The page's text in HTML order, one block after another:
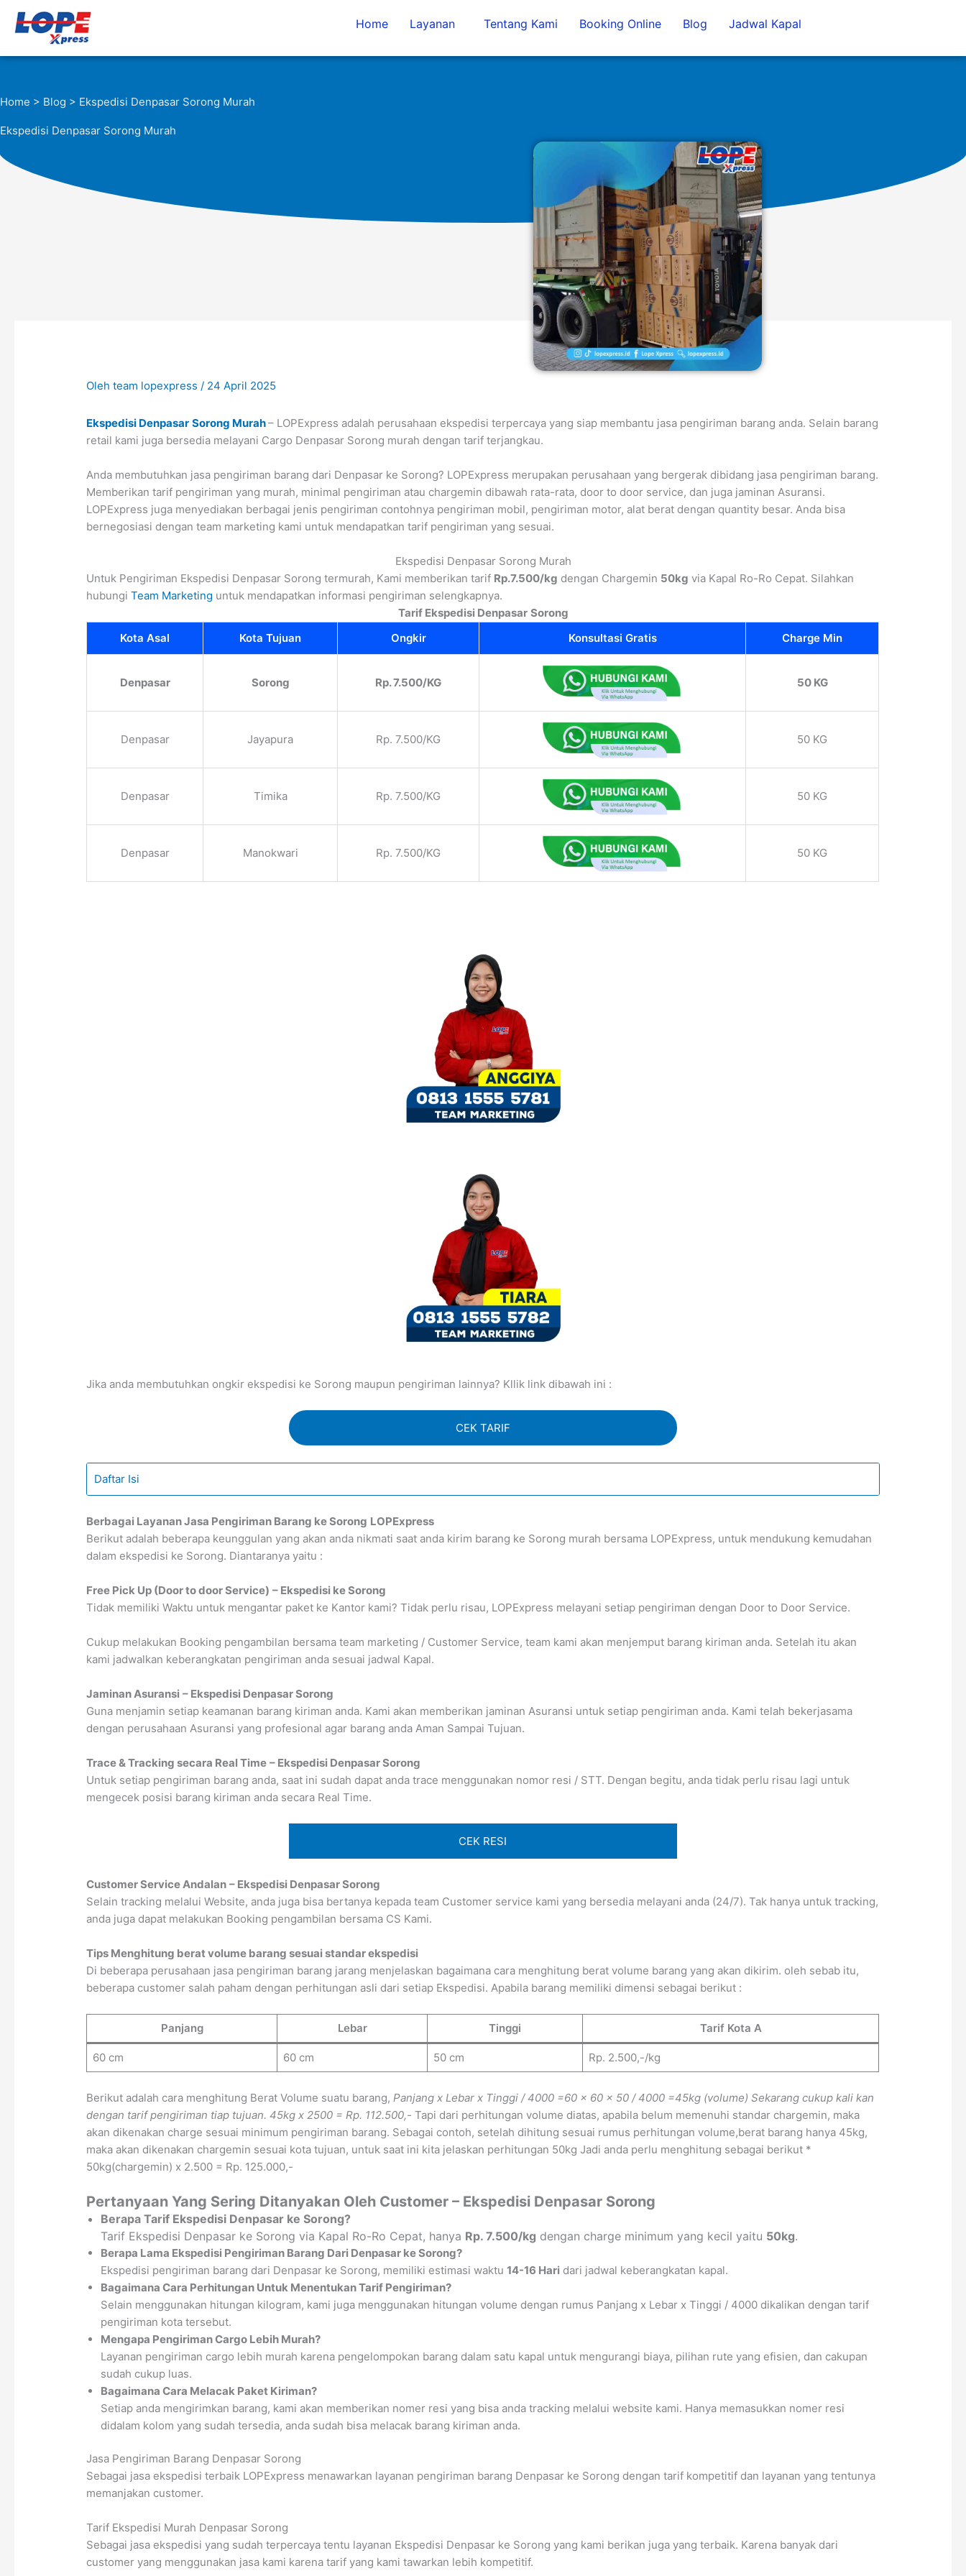
Home Layanan Tentang Kami Booking Online Blog Jadwal Kapal
Home > Blog > Ekspedisi Denpasar Sorong Murah
Ekspedisi Denpasar Sorong Murah
Olehteam lopexpress/ 24 April 2025
Ekspedisi Denpasar Sorong Murah– LOPExpress adalah perusahaan ekspedisi terpercaya yang siap membantu jasa pengiriman barang anda. Selain barang
retail kami juga bersedia melayani Cargo Denpasar Sorong murah dengan tarif terjangkau.
Anda membutuhkan jasa pengiriman barang dari Denpasar ke Sorong? LOPExpress merupakan perusahaan yang bergerak dibidang jasa pengiriman barang.
Memberikan tarif pengiriman yang murah, minimal pengiriman atau chargemin dibawah rata-rata, door to door service, dan juga jaminan Asuransi.
LOPExpress juga menyediakan berbagai jenis pengiriman contohnya pengiriman mobil, pengiriman motor, alat berat dengan quantity besar. Anda bisa
bernegosiasi dengan team marketing kami untuk mendapatkan tarif pengiriman yang sesuai.
Ekspedisi Denpasar Sorong Murah
Untuk Pengiriman Ekspedisi Denpasar Sorong termurah, Kami memberikan tarif Rp.7.500/kg dengan Chargemin 50kg via Kapal Ro-Ro Cepat. Silahkan
hubungiTeam Marketing untuk mendapatkan informasi pengiriman selengkapnya.
Tarif Ekspedisi Denpasar Sorong
Kota Asal
Kota Tujuan Ongkir Konsultasi Gratis Charge Min
Denpasar Sorong Rp. 7.500/KG 50 KG
Denpasar Jayapura Rp. 7.500/KG 50 KG
Denpasar Timika Rp. 7.500/KG 50 KG
Denpasar Manokwari Rp. 7.500/KG 50 KG
Jika anda membutuhkan ongkir ekspedisi ke Sorong maupun pengiriman lainnya? Kllik link dibawah ini :
CEK TARIF
Daftar Isi
Berbagai Layanan Jasa Pengiriman Barang ke Sorong LOPExpress
Berikut adalah beberapa keunggulan yang akan anda nikmati saat anda kirim barang ke Sorong murah bersama LOPExpress, untuk mendukung kemudahan
dalam ekspedisi ke Sorong. Diantaranya yaitu :
Free Pick Up (Door to door Service) – Ekspedisi ke Sorong
Tidak memiliki Waktu untuk mengantar paket ke Kantor kami? Tidak perlu risau, LOPExpress melayani setiap pengiriman dengan Door to Door Service.
Cukup melakukan Booking pengambilan bersama team marketing / Customer Service, team kami akan menjemput barang kiriman anda. Setelah itu akan
kami jadwalkan keberangkatan pengiriman anda sesuai jadwal Kapal.
Jaminan Asuransi – Ekspedisi Denpasar Sorong
Guna menjamin setiap keamanan barang kiriman anda. Kami akan memberikan jaminan Asuransi untuk setiap pengiriman anda. Kami telah bekerjasama
dengan perusahaan Asuransi yang profesional agar barang anda Aman Sampai Tujuan.
Trace & Tracking secara Real Time – Ekspedisi Denpasar Sorong
Untuk setiap pengiriman barang anda, saat ini sudah dapat anda trace menggunakan nomor resi / STT. Dengan begitu, anda tidak perlu risau lagi untuk
mengecek posisi barang kiriman anda secara Real Time.
CEK RESI
Customer Service Andalan – Ekspedisi Denpasar Sorong
Selain tracking melalui Website, anda juga bisa bertanya kepada team Customer service kami yang bersedia melayani anda (24/7). Tak hanya untuk tracking,
anda juga dapat melakukan Booking pengambilan bersama CS Kami.
Tips Menghitung berat volume barang sesuai standar ekspedisi
Di beberapa perusahaan jasa pengiriman barang jarang menjelaskan bagaimana cara menghitung berat volume barang yang akan dikirim. oleh sebab itu,
beberapa customer salah paham dengan perhitungan asli dari setiap Ekspedisi. Apabila barang memiliki dimensi sebagai berikut :
Panjang Lebar Tinggi Tarif Kota A
60 cm 60 cm 50 cm Rp. 2.500,-/kg
Berikut adalah cara menghitung Berat Volume suatu barang, Panjang x Lebar x Tinggi / 4000 =60 x 60 x 50 / 4000 =45kg (volume) Sekarang cukup kali kan
dengan tarif pengiriman tiap tujuan. 45kg x 2500 = Rp. 112.500,- Tapi dari perhitungan volume diatas, apabila belum memenuhi standar chargemin, maka
akan dikenakan charge sesuai minimum pengiriman barang. Sebagai contoh, setelah dihitung sesuai rumus perhitungan volume,berat barang hanya 45kg,
maka akan dikenakan chargemin sesuai kota tujuan, untuk saat ini kita jelaskan perhitungan 50kg Jadi anda perlu menghitung sebagai berikut *
50kg(chargemin) x 2.500 = Rp. 125.000,-
Pertanyaan Yang Sering Ditanyakan Oleh Customer – Ekspedisi Denpasar Sorong
Berapa Tarif Ekspedisi Denpasar ke Sorong?
Tarif Ekspedisi Denpasar ke Sorong via Kapal Ro-Ro Cepat, hanya Rp.7.500/kg dengan charge minimum yang kecil yaitu 50kg.
Berapa Lama Ekspedisi Pengiriman Barang Dari Denpasar ke Sorong?
Ekspedisi pengiriman barang dari Denpasar ke Sorong, memiliki estimasi waktu14-16 Hari dari jadwal keberangkatan kapal.
Bagaimana Cara Perhitungan Untuk Menentukan Tarif Pengiriman?
Selain menggunakan hitungan kilogram, kami juga menggunakan hitungan volume dengan rumus Panjang x Lebar x Tinggi / 4000 dikalikan dengan tarif
pengiriman kota tersebut.
Mengapa Pengiriman Cargo Lebih Murah?
Layanan pengiriman cargo lebih murah karena pengelompokan barang dalam satu kapal untuk mengurangi biaya, pilihan rute yang efisien, dan cakupan
sudah cukup luas.
Bagaimana Cara Melacak Paket Kiriman?
Setiap anda mengirimkan barang, kami akan memberikan nomer resi yang bisa anda tracking melalui website kami. Hanya memasukkan nomer resi
didalam kolom yang sudah tersedia, anda sudah bisa melacak barang kiriman anda.
Jasa Pengiriman Barang Denpasar Sorong
Sebagai jasa ekspedisi terbaik LOPExpress menawarkan layanan pengiriman barang Denpasar ke Sorong dengan tarif kompetitif dan layanan yang tentunya
memanjakan customer.
Tarif Ekspedisi Murah Denpasar Sorong
Sebagai jasa ekspedisi yang sudah terpercaya tentu layanan Ekspedisi Denpasar ke Sorong yang kami berikan juga yang terbaik. Karena banyak dari
customer yang menggunakan jasa kami karena tarif yang kami tawarkan lebih kompetitif.